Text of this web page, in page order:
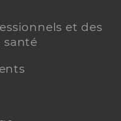
et des
santé